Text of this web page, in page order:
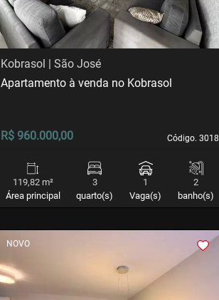
Kobrasol | São José
Código. 3018
Código. 3018
Apartamento à venda no Kobrasol
R$ 960.000,00
119,82 m²
Área principal
3
quarto(s)
1
Vaga(s)
2
banho(s)
NOVO
<<<